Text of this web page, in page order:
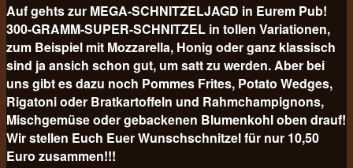
Auf gehts zur MEGA-SCHNITZELJAGD in Eurem Pub!
300-GRAMM-SUPER-SCHNITZEL in tollen Variationen,
zum Beispiel mit Mozzarella, Honig oder ganz klassisch
sind ja ansich schon gut, um satt zu werden. Aber bei
uns gibt es dazu noch Pommes Frites, Potato Wedges,
Rigatoni oder Bratkartoffeln und Rahmchampignons,
Mischgemüse oder gebackenen Blumenkohl oben drauf!
Wir stellen Euch Euer Wunschschnitzel für nur 10,50
Euro zusammen!!!